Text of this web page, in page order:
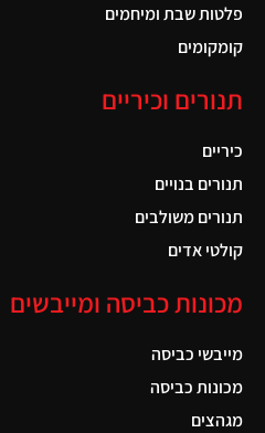
פלטות שבת ומיחמים
קומקומים
תנורים וכיריים
כיריים
תנורים בנויים
תנורים משולבים
קולטי אדים
מכונות כביסה ומייבשים
מייבשי כביסה
מכונות כביסה
מגהצים